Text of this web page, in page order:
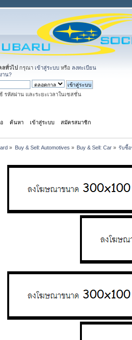
ทั่วไป กรุณา เข้าสู่ระบบ หรือ ลงทะเบียน
าน?
รหัสผ่าน และระยะเวลาในเซสชั่น
ค้นหา เข้าสู่ระบบ สมัครสมาชิก
» Buy & Sell: Automotives » Buy & Sell: Car» รับซื้อ